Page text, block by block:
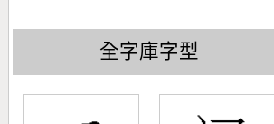
全字庫字型